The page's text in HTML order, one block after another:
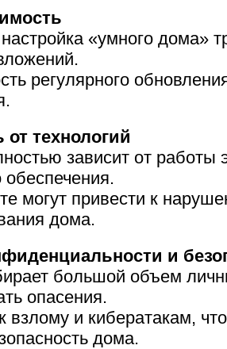
«умного дома»
регулярного
технологий
зависит от работы
обеспечения.
могут привести к
дома.
и
большой объем
опасения.
взлому и кибератакам,
дома.